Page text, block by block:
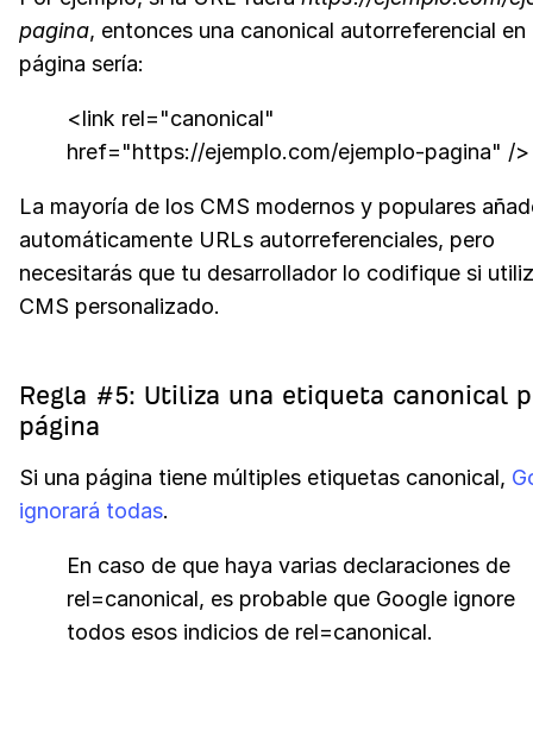
pagina, entonces una canonical autorreferencial en
página sería:
<link rel="canonical"
href="https://ejemplo.com/ejemplo-pagina" />
La mayoría de los CMS modernos y populares
automáticamente URLs autorreferenciales, pero
necesitarás que tu desarrollador lo codifique si
CMS personalizado.
Regla #5: Utiliza una etiqueta canonical
página
Si una página tiene múltiples etiquetas canonical,
ignorará todas.
En caso de que haya varias declaraciones de
rel=canonical, es probable que Google ignore
todos esos indicios de rel=canonical.